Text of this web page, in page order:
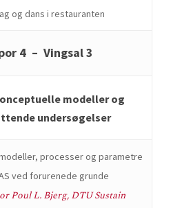
og dans i restauranten
4 – Vingsal 3
modeller og
undersøgelser
processer og parametre
ved forurenede grunde
Poul L. Bjerg, DTU Sustain